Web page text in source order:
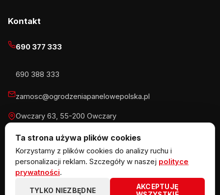
Ta strona używa plików cookies
Korzystamy z plików cookies do analizy ruchu i
personalizacji reklam. Szczegóły w naszej polityce
prywatności.
TYLKO NIEZBĘDNE
AKCEPTUJĘ
Kontakt
690 377 333
690 388 333
zamosc@ogrodzeniapanelowepolska.pl
Owczary 63, 55-200 Owczary
Pn-Pt 8-16, Sb 8-13:30
© 2026 KOW MET Marlena Kowalska · NIP 5291746970 ·
REGON 383867720 · Owczary 63, 55-200 Owczary